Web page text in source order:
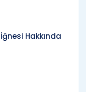
Hakkında